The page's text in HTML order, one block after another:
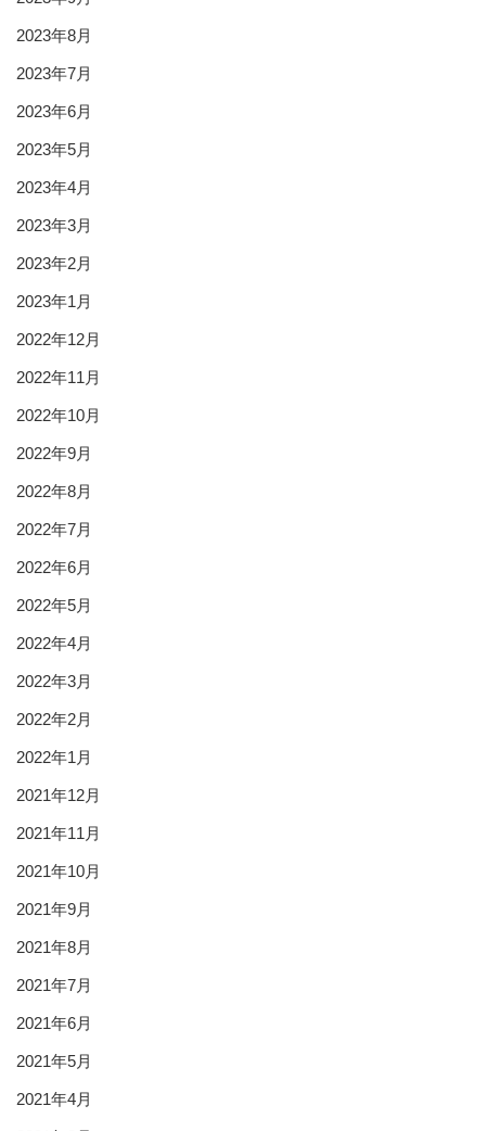
2023年8月
2023年7月
2023年6月
2023年5月
2023年4月
2023年3月
2023年2月
2023年1月
2022年12月
2022年11月
2022年10月
2022年9月
2022年8月
2022年7月
2022年6月
2022年5月
2022年4月
2022年3月
2022年2月
2022年1月
2021年12月
2021年11月
2021年10月
2021年9月
2021年8月
2021年7月
2021年6月
2021年5月
2021年4月